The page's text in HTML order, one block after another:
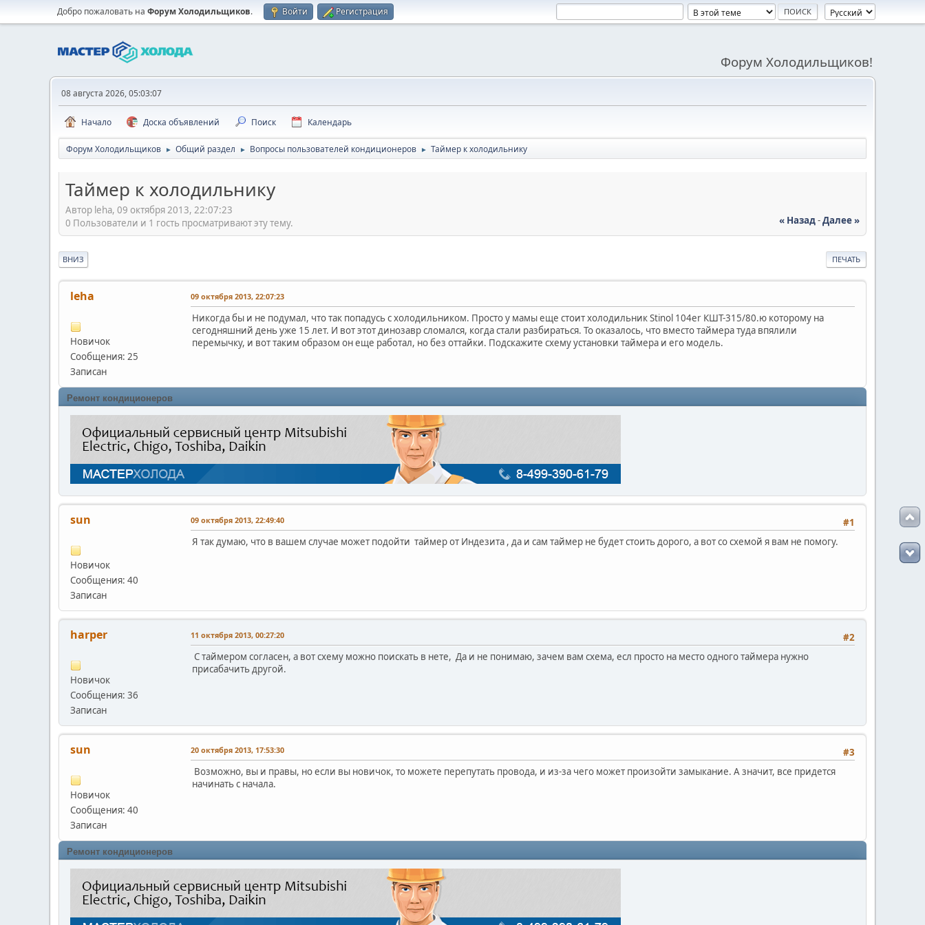
Добро пожаловать на Форум Холодильщиков. Войти Регистрация
Форум Холодильщиков!
08 августа 2026, 05:03:07
Начало Доска объявлений Поиск Календарь
Форум Холодильщиков ► Общий раздел ► Вопросы пользователей кондиционеров ► Таймер к холодильнику
Таймер к холодильнику
Автор leha, 09 октября 2013, 22:07:23
« Назад-Далее »
0 Пользователи и 1 гость просматривают эту тему.
ПЕЧАТЬ
ВНИЗ
leha
Новичок
Сообщения: 25
Записан
09 октября 2013, 22:07:23
Никогда бы и не подумал, что так попадусь с холодильником. Просто у мамы еще стоит холодильник Stinol 104er КШТ-315/80.ю которому на
сегодняшний день уже 15 лет. И вот этот динозавр сломался, когда стали разбираться. То оказалось, что вместо таймера туда впялили
перемычку, и вот таким образом он еще работал, но без оттайки. Подскажите схему установки таймера и его модель.
Ремонт кондиционеров
sun
Новичок
Сообщения: 40
Записан
#1
09 октября 2013, 22:49:40
Я так думаю, что в вашем случае может подойти таймер от Индезита , да и сам таймер не будет стоить дорого, а вот со схемой я вам не помогу.
harper
Новичок
Сообщения: 36
Записан
#2
11 октября 2013, 00:27:20
С таймером согласен, а вот схему можно поискать в нете, Да и не понимаю, зачем вам схема, есл просто на место одного таймера нужно
присабачить другой.
sun
Новичок
Сообщения: 40
Записан
#3
20 октября 2013, 17:53:30
Возможно, вы и правы, но если вы новичок, то можете перепутать провода, и из-за чего может произойти замыкание. А значит, все придется
начинать с начала.
Ремонт кондиционеров